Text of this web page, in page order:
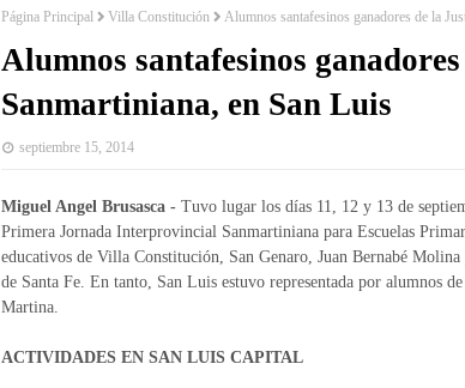
Página Principal Villa Constitución Alumnos santafesinos ganadores de la
Alumnos santafesinos
Sanmartiniana, en San Luis
septiembre 15, 2014
Miguel Angel Brusasca - Tuvo lugar los días 11, 12 y 13 de
Primera Jornada Interprovincial Sanmartiniana para Escuelas
educativos de Villa Constitución, San Genaro, Juan Bernabé
de Santa Fe. En tanto, San Luis estuvo representada por alumnos
Martina.
ACTIVIDADES EN SAN LUIS CAPITAL